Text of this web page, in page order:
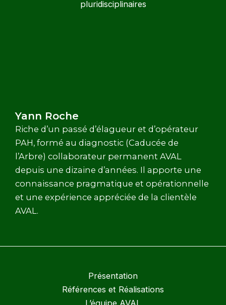
Yann Roche
Riche d’un passé d’élagueur et d’opérateur
PAH, formé au diagnostic (Caducée de
l’Arbre) collaborateur permanent AVAL
depuis une dizaine d’années. Il apporte une
connaissance pragmatique et opérationnelle
et une expérience appréciée de la clientèle
AVAL.
Présentation
Références et Réalisations